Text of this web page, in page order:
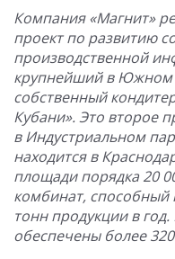
Компания «Магнит»
проект по развитию
производственной
крупнейший в Южном
собственный
Кубани». Это второе
в Индустриальном
находится в
площади порядка 20
комбинат, способный
тонн продукции в
обеспечены более